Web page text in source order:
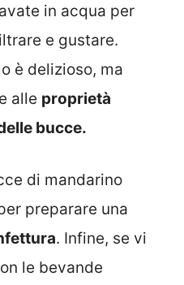
in acqua per
e gustare.
è delizioso, ma
alle proprietà
bucce.
di mandarino
preparare una
. Infine, se vi
le bevande